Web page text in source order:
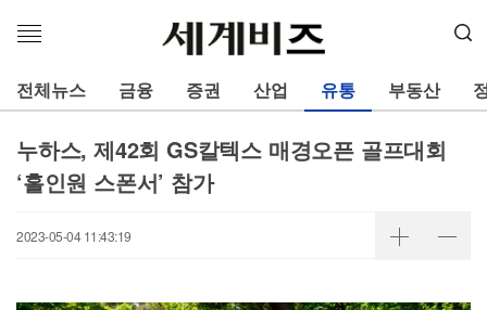
메
열
기
전체뉴스 금융 증권 산업 유통 부동산
누하스, 제42회 GS칼텍스 매경오픈 골프대회
‘홀인원 스폰서’ 참가
2023-05-04 11:43:19